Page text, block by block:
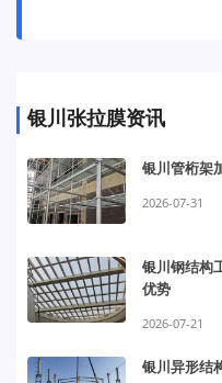
银川张拉膜资讯
银川管桁架
2026-07-31
银川钢结构
优势
2026-07-21
银川异形结